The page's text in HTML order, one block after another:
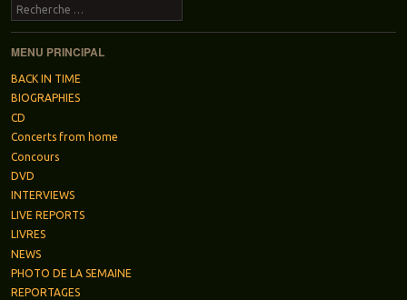
Recherche
MENU PRINCIPAL
BACK IN TIME
BIOGRAPHIES
CD
Concerts from home
Concours
DVD
INTERVIEWS
LIVE REPORTS
LIVRES
NEWS
PHOTO DE LA SEMAINE
REPORTAGES